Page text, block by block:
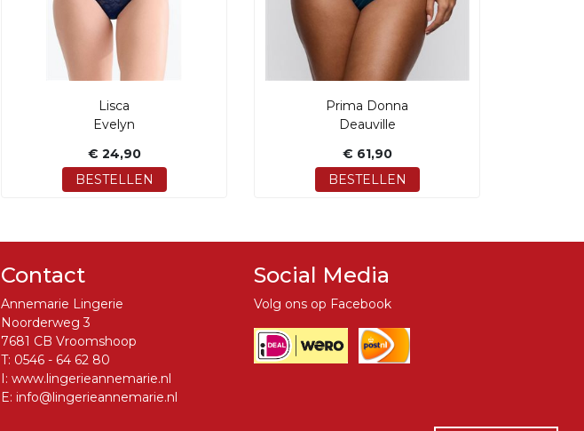
Lisca
Evelyn
€ 24,90
BESTELLEN
Prima Donna
Deauville
€ 61,90
BESTELLEN
Contact
Annemarie Lingerie
Noorderweg 3
7681 CB Vroomshoop
T: 0546 - 64 62 80
I: www.lingerieannemarie.nl
E: info@lingerieannemarie.nl
Social Media
Volg ons op Facebook